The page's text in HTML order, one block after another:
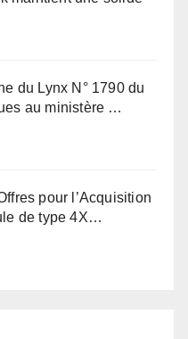
du Lynx N° 1790 du
au ministère …
pour l’Acquisition
de type 4X…